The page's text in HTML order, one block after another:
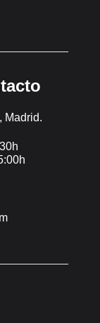
Madrid.